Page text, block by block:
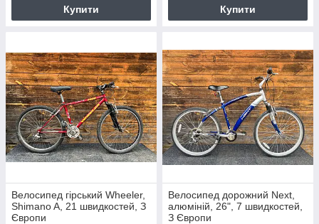
Купити Купити
Велосипед гірський Wheeler,
Shimano A, 21 швидкостей, З
Європи
Велосипед дорожний Next,
алюміній, 26", 7 швидкостей,
З Європи